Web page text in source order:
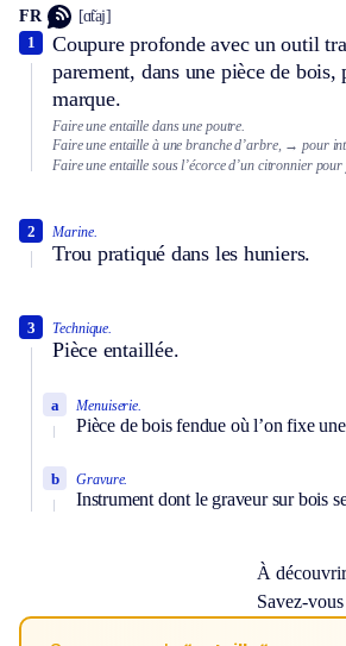
FR [ɑ̃taj]
Coupure profonde avec un outil
parement, dans une pièce de
marque.
1
Faire une entaille dans une poutre.
Faire une entaille à une branche d’arbre, → pour
Faire une entaille sous l’écorce d’un citronnier
Marine.
Trou pratiqué dans les huniers.
2
Technique.
Pièce entaillée.
3
Menuiserie.
Pièce de bois fendue où l’on fixe
a
Gravure.
Instrument dont le graveur sur bois
b
À découvrir
Savez-